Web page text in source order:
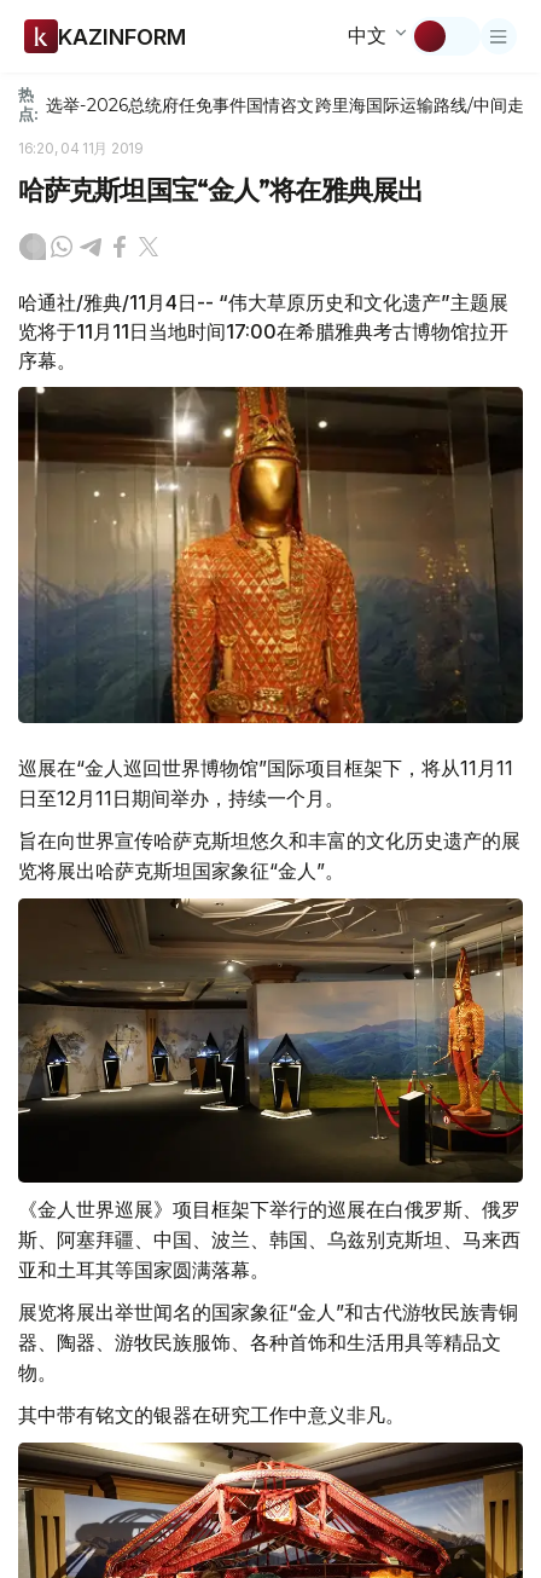
KAZINFORM 中文
热
点: 选举-2026总统府任免事件国情咨文跨里海国际运输路线/中间走廊
16:20, 04 11月 2019
哈萨克斯坦国宝“金人”将在雅典展出
哈通社/雅典/11月4日-- “伟大草原历史和文化遗产”主题展
览将于11月11日当地时间17:00在希腊雅典考古博物馆拉开
序幕。
巡展在“金人巡回世界博物馆”国际项目框架下，将从11月11
日至12月11日期间举办，持续一个月。
旨在向世界宣传哈萨克斯坦悠久和丰富的文化历史遗产的展
览将展出哈萨克斯坦国家象征“金人”。
《金人世界巡展》项目框架下举行的巡展在白俄罗斯、俄罗
斯、阿塞拜疆、中国、波兰、韩国、乌兹别克斯坦、马来西
亚和土耳其等国家圆满落幕。
展览将展出举世闻名的国家象征“金人”和古代游牧民族青铜
器、陶器、游牧民族服饰、各种首饰和生活用具等精品文
物。
其中带有铭文的银器在研究工作中意义非凡。